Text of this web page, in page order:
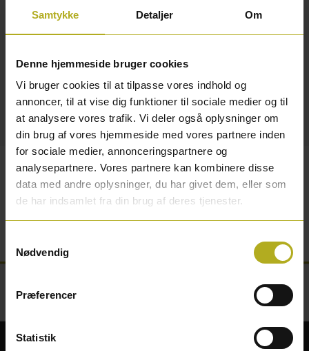
Samtykke Detaljer Om
Denne hjemmeside bruger cookies
Vi bruger cookies til at tilpasse vores indhold og
annoncer, til at vise dig funktioner til sociale medier og til
at analysere vores trafik. Vi deler også oplysninger om
din brug af vores hjemmeside med vores partnere inden
for sociale medier, annonceringspartnere og
analysepartnere. Vores partnere kan kombinere disse
data med andre oplysninger, du har givet dem, eller som
de har indsamlet fra din brug af deres tjenester.
Nødvendig
Præferencer
Statistik
Tilføj til kurv
Sikringsbeslag med spærre
Detaljer
PN sikringsbeslag med spærre så du kan have
vinduet på klem og stadig være sikret mod ubudne